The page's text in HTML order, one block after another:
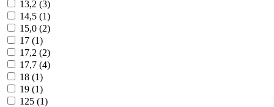
13,2 (3)
14,5 (1)
15,0 (2)
17 (1)
17,2 (2)
17,7 (4)
18 (1)
19 (1)
125 (1)